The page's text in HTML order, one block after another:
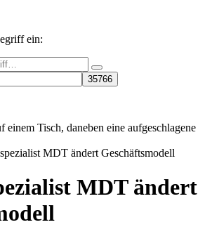
ein:
MDT ändert Geschäftsmodell
MDT ändert